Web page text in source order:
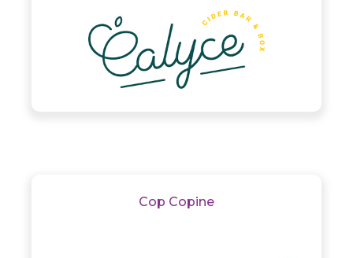
Cop Copine